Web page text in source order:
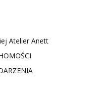
Atelier Anett